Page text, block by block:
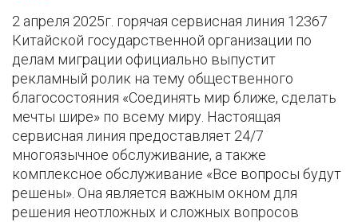
2 апреля 2025г. горячая сервисная линия 12367
Китайской государственной организации по
делам миграции официально выпустит
рекламный ролик на тему общественного
благосостояния «Соединять мир ближе, сделать
мечты шире» по всему миру. Настоящая
сервисная линия предоставляет 24/7
многоязычное обслуживание, а также
комплексное обслуживание «Все вопросы будут
решены». Она является важным окном для
решения неотложных и сложных вопросов